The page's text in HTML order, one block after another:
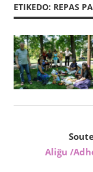
ETIKEDO: REPAS
Aliĝu /